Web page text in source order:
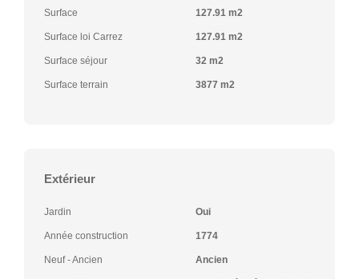
Surface 127.91 m2
Surface loi Carrez 127.91 m2
Surface séjour 32 m2
Surface terrain 3877 m2
Extérieur
Jardin Oui
Année construction 1774
Neuf - Ancien Ancien